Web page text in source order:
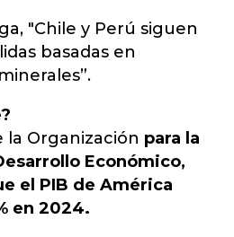
"Chile y Perú siguen
basadas en
la Organización para la
Económico,
el PIB de América
en 2024.